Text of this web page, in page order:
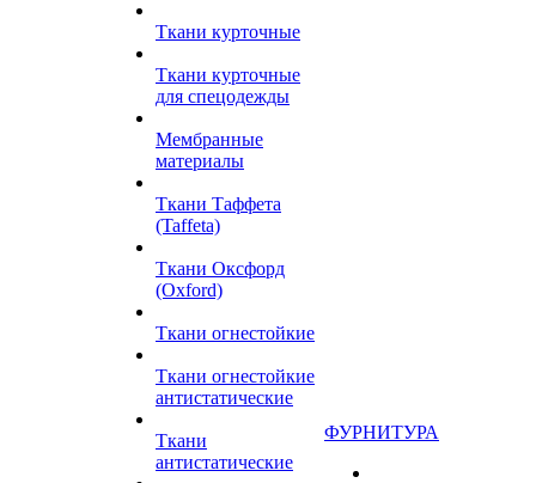
Ткани курточные
Ткани курточные
для спецодежды
Мембранные
материалы
Ткани Таффета
(Taffeta)
Ткани Оксфорд
(Oxford)
Ткани огнестойкие
Ткани огнестойкие
антистатические
Ткани
антистатические
ФУРНИТУРА